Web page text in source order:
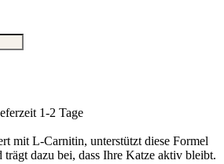
1-2 Tage
mit L-Carnitin, unterstützt diese Formel
trägt dazu bei, dass Ihre Katze aktiv bleibt.